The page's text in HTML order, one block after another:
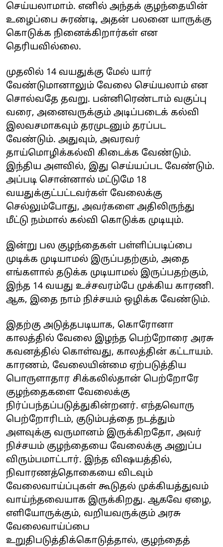
செய்யலாமாம். எனில் அந்தக் குழந்தையின்
உழைப்பை சுரண்டி, அதன் பலனை யாருக்கு
கொடுக்க நினைக்கிறார்கள் என
தெரியவில்லை.
முதலில் 14 வயதுக்கு மேல் யார்
வேண்டுமானாலும் வேலை செய்யலாம் என
சொல்வதே தவறு. பன்னிரெண்டாம் வகுப்பு
வரை, அனைவருக்கும் அடிப்படைக் கல்வி
இலவசமாகவும் தரமுடனும் தரப்பட
வேண்டும். அதுவும், அவரவர்
தாய்மொழிக்கல்வி கிடைக்க வேண்டும்.
இந்திய அளவில், இது செய்யப்பட வேண்டும்.
அப்படி சொன்னால் மட்டுமே 18
வயதுக்குட்பட்டவர்கள் வேலைக்கு
செல்லும்போது, அவர்களை அதிலிருந்து
மீட்டு நம்மால் கல்வி கொடுக்க முடியும்.
இன்று பல குழந்தைகள் பள்ளிப்படிப்பை
முடிக்க முடியாமல் இருப்பதற்கும், அதை
எங்களால் தடுக்க முடியாமல் இருப்பதற்கும்,
இந்த 14 வயது உச்சவரம்பே முக்கிய காரணி.
ஆக, இதை நாம் நிச்சயம் ஒழிக்க வேண்டும்.
இதற்கு அடுத்தபடியாக, கொரோனா
காலத்தில் வேலை இழந்த பெற்றோரை அரசு
கவனத்தில் கொள்வது, காலத்தின் கட்டாயம்.
காரணம், வேலையின்மை ஏற்படுத்திய
பொருளாதார சிக்கலில்தான் பெற்றோரே
குழந்தைகளை வேலைக்கு
நிர்ப்பந்தப்படுத்துகின்றனர். எந்தவொரு
பெற்றோரிடம், குடும்பத்தை நடத்தும்
அளவுக்கு வருமானம் இருக்கிறதோ, அவர்
நிச்சயம் குழந்தையை வேலைக்கு அனுப்ப
விரும்பமாட்டார். இந்த விஷயத்தில்,
நிவாரணத்தொகையை விடவும்
வேலைவாய்ப்புகள் கூடுதல் முக்கியத்துவம்
வாய்ந்தவையாக இருக்கிறது. ஆகவே ஏழை,
எளியோருக்கும், வறியவருக்கும் அரசு
வேலைவாய்ப்பை
உறுதிபடுத்திக்கொடுத்தால், குழந்தைத்